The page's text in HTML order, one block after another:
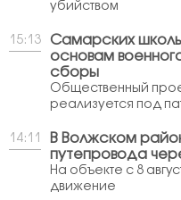
убийством
15:13
Самарских
основам
сборы
Общественный
реализуется под
14:11
В Волжском
путепровода
На объекте с 8
движение